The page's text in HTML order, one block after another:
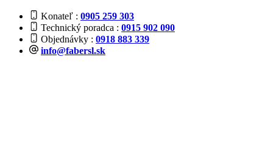
Konateľ
0905 259 303
Technický poradca
0915 902 090
Objednávky
0918 883 339
info@fabersl.sk